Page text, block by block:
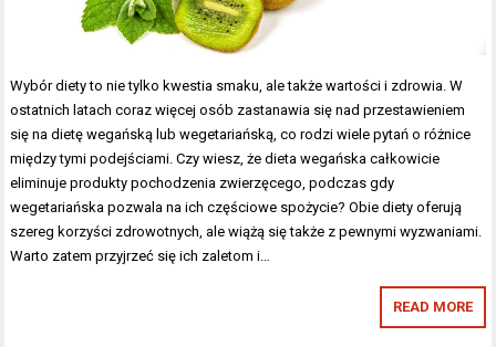
Wybór diety to nie tylko kwestia smaku, ale także wartości i zdrowia. W
ostatnich latach coraz więcej osób zastanawia się nad przestawieniem
się na dietę wegańską lub wegetariańską, co rodzi wiele pytań o różnice
między tymi podejściami. Czy wiesz, że dieta wegańska całkowicie
eliminuje produkty pochodzenia zwierzęcego, podczas gdy
wegetariańska pozwala na ich częściowe spożycie? Obie diety oferują
szereg korzyści zdrowotnych, ale wiążą się także z pewnymi wyzwaniami.
Warto zatem przyjrzeć się ich zaletom i…
READ MORE